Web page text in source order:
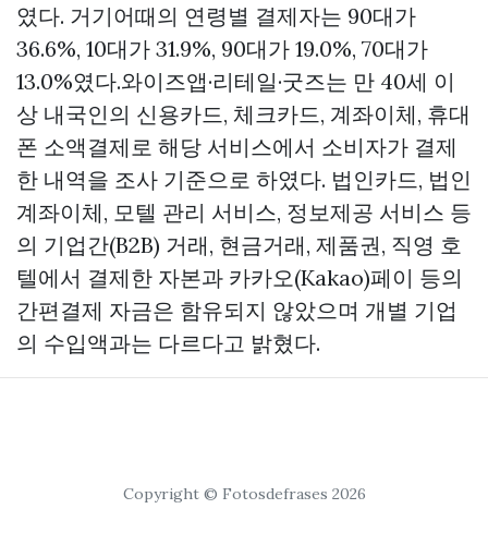
였다. 거기어때의 연령별 결제자는 90대가
36.6%, 10대가 31.9%, 90대가 19.0%, 70대가
13.0%였다.와이즈앱·리테일·굿즈는 만 40세 이
상 내국인의 신용카드, 체크카드, 계좌이체, 휴대
폰 소액결제로 해당 서비스에서 소비자가 결제
한 내역을 조사 기준으로 하였다. 법인카드, 법인
계좌이체, 모텔 관리 서비스, 정보제공 서비스 등
의 기업간(B2B) 거래, 현금거래, 제품권, 직영 호
텔에서 결제한 자본과 카카오(Kakao)페이 등의
간편결제 자금은 함유되지 않았으며 개별 기업
의 수입액과는 다르다고 밝혔다.
Copyright © Fotosdefrases 2026